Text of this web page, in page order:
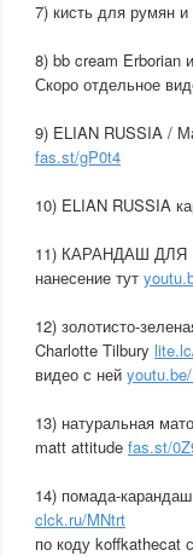
7) кисть для румян
8) bb cream Erborian
Скоро отдельное
9) ELIAN RUSSIA /
fas.st/gP0t4
10) ELIAN RUSSIA
11) КАРАНДАШ ДЛЯ
нанесение тут
12) золотисто-
Charlotte Tilbury
видео с ней
13) натуральная
matt attitude fas.st/
14) помада-
clck.ru/MNtrt
по коду koffkathecat